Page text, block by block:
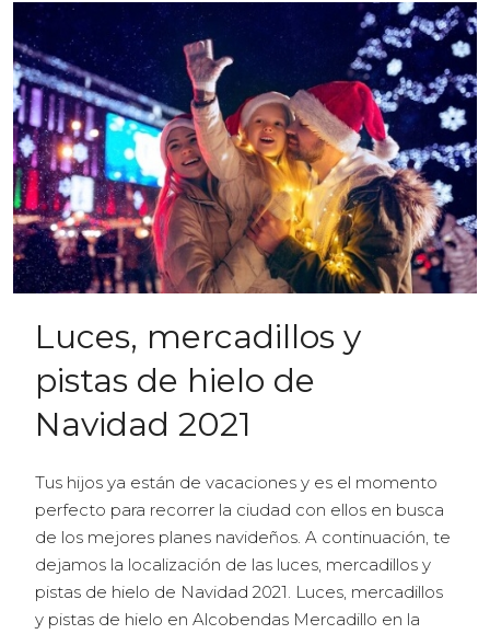
Luces, mercadillos y
pistas de hielo de
Navidad 2021
Tus hijos ya están de vacaciones y es el momento
perfecto para recorrer la ciudad con ellos en busca
de los mejores planes navideños. A continuación, te
dejamos la localización de las luces, mercadillos y
pistas de hielo de Navidad 2021. Luces, mercadillos
y pistas de hielo en Alcobendas Mercadillo en la